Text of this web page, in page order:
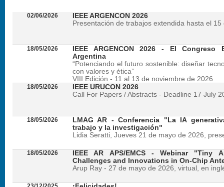
02/06/2026
IEEE ARGENCON 2026
Presentación de trabajos extendida hasta el 15
18/05/2026
IEEE ARGENCON 2026 - El
Argentina
“Potenciando el futuro sostenible: diseñar
con valores y ética”
VIII Edición - 11 al 13 de noviembre de 2026
18/05/2026
IEEE URUCON 2026
Call For Papers / Abstracts - Deadline 17 July
18/05/2026
LMAG AR - Conferencia "La IA
trabajo y la investigación"
Lidia Seratti, Jueves 21 de mayo de 2026,
18/05/2026
IEEE AR APS/EMCS - Webinar "Tiny
Challenges and Innovations in On-Chip
Arup Ray - 27 de mayo de 2026, virtual, en